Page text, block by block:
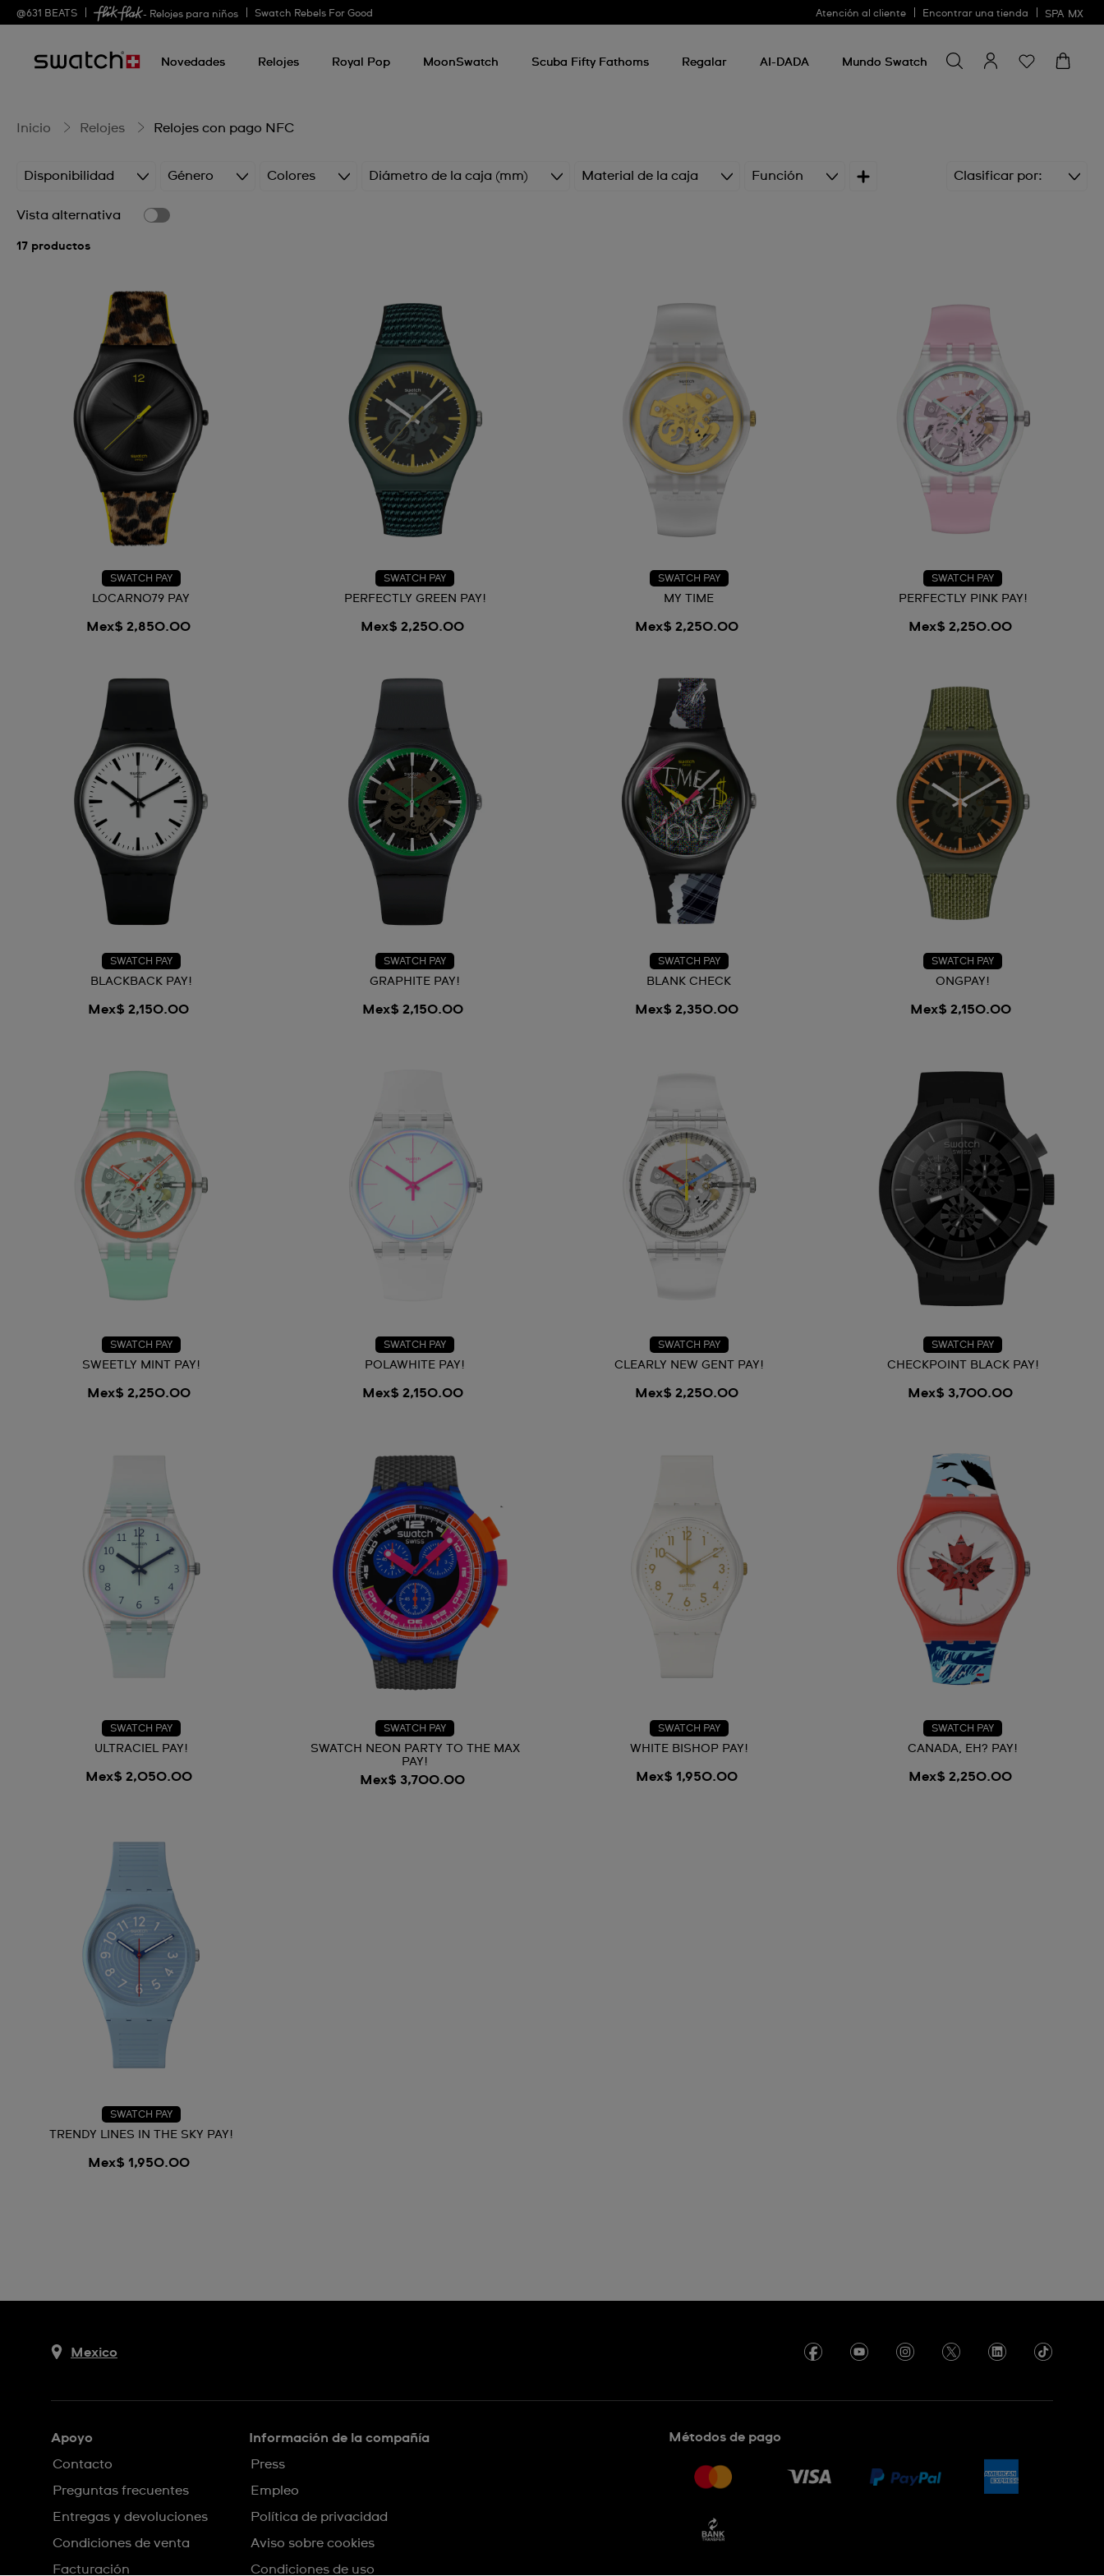
@631 BEATS - Relojes para niños Swatch Rebels For Good Atención al cliente Encontrar una tienda SPA MX
Novedades Relojes Royal Pop MoonSwatch Scuba Fifty Fathoms Regalar AI-DADA Mundo Swatch
algo
Relojes
con
pago
NFC
Inicio Relojes Relojes con pago NFC
Disponibilidad Género Colores Diámetro de la caja (mm) Material de la caja Función Clasificar por
Vista alternativa
17 productos
SWATCH PAY
LOCARNO79 PAY
Mex$ 2,850.00
SWATCH PAY
PERFECTLY GREEN PAY!
Mex$ 2,250.00
SWATCH PAY
MY TIME
Mex$ 2,250.00
SWATCH PAY
PERFECTLY PINK PAY!
Mex$ 2,250.00
SWATCH PAY
BLACKBACK PAY!
Mex$ 2,150.00
SWATCH PAY
GRAPHITE PAY!
Mex$ 2,150.00
SWATCH PAY
BLANK CHECK
Mex$ 2,350.00
SWATCH PAY
ONGPAY!
Mex$ 2,150.00
SWATCH PAY
SWEETLY MINT PAY!
Mex$ 2,250.00
SWATCH PAY
POLAWHITE PAY!
Mex$ 2,150.00
SWATCH PAY
CLEARLY NEW GENT PAY!
Mex$ 2,250.00
SWATCH PAY
CHECKPOINT BLACK PAY!
Mex$ 3,700.00
SWATCH PAY
ULTRACIEL PAY!
Mex$ 2,050.00
SWATCH PAY
SWATCH NEON PARTY TO THE MAX
PAY!
Mex$ 3,700.00
SWATCH PAY
WHITE BISHOP PAY!
Mex$ 1,950.00
SWATCH PAY
CANADA, EH? PAY!
Mex$ 2,250.00
SWATCH PAY
TRENDY LINES IN THE SKY PAY!
Mex$ 1,950.00
Mexico
Apoyo
Contacto
Preguntas frecuentes
Entregas y devoluciones
Condiciones de venta
Facturación
Información de la compañía
Press
Empleo
Política de privacidad
Aviso sobre cookies
Condiciones de uso
Métodos de pago